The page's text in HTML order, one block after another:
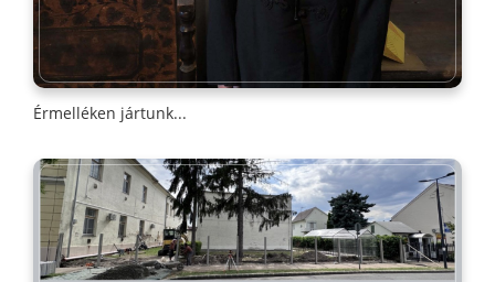
Érmelléken jártunk...